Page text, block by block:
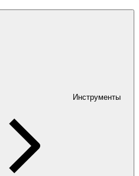
Инструменты